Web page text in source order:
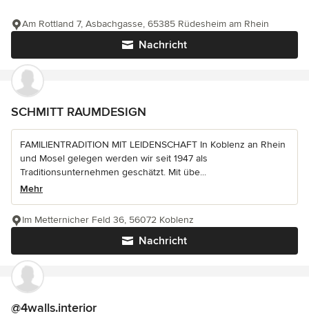
Nachricht
Am Rottland 7, Asbachgasse, 65385 Rüdesheim am Rhein
SCHMITT RAUMDESIGN
FAMILIENTRADITION MIT LEIDENSCHAFT In Koblenz an Rhein
und Mosel gelegen werden wir seit 1947 als
Traditionsunternehmen geschätzt. Mit übe...
Mehr
Nachricht
Im Metternicher Feld 36, 56072 Koblenz
@4walls.interior